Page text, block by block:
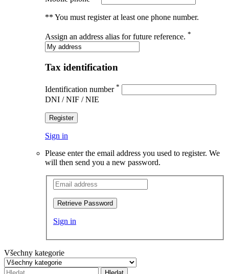
** You must register at least one phone number.
Assign an address alias for future reference. *
Tax identification
Identification number *
DNI / NIF / NIE
Register
Sign in
Please enter the email address you used to register. We
will then send you a new password.
Retrieve Password
Sign in
Všechny kategorie